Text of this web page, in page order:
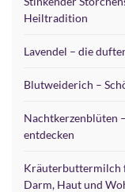
Heiltradition
Lavendel – die
Blutweiderich –
Nachtkerzenblüten
entdecken
Kräuterbuttermilch
Darm, Haut und